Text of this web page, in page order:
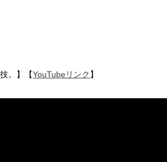
。】【YouTubeリンク 】